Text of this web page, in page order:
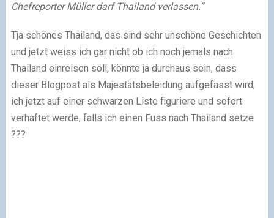
Chefreporter Müller darf Thailand verlassen.“
Tja schönes Thailand, das sind sehr unschöne Geschichten
und jetzt weiss ich gar nicht ob ich noch jemals nach
Thailand einreisen soll, könnte ja durchaus sein, dass
dieser Blogpost als Majestätsbeleidung aufgefasst wird,
ich jetzt auf einer schwarzen Liste figuriere und sofort
verhaftet werde, falls ich einen Fuss nach Thailand setze
???